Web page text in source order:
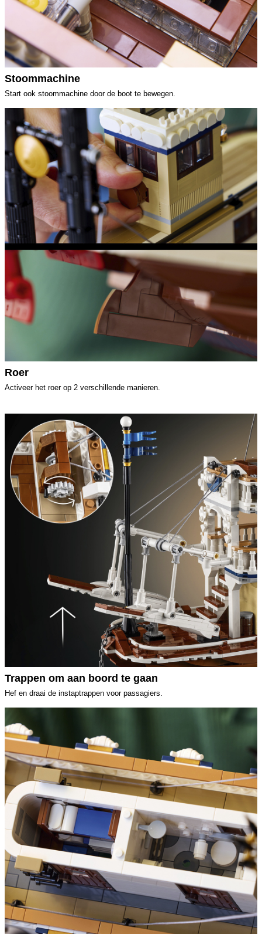
Stoommachine
Start ook stoommachine door de boot te bewegen.
Roer
Activeer het roer op 2 verschillende manieren.
Trappen om aan boord te gaan
Hef en draai de instaptrappen voor passagiers.